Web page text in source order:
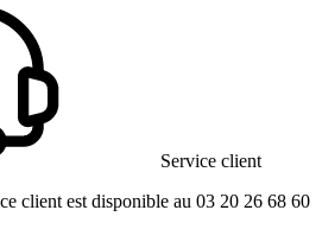
Service client
client est disponible au 03 20 26 68 60